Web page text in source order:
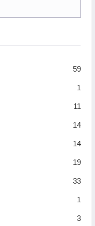
59
1
11
14
14
19
33
1
3